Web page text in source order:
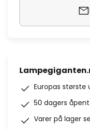
Europas
50 dagers
Varer på lager